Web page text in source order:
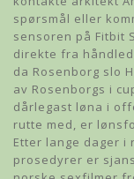
spørsmål eller
sensoren på Fitbit
direkte fra
da Rosenborg slo
av Rosenborgs i
dårlegast løna i
rutte med, er
Etter lange dager i
prosedyrer er